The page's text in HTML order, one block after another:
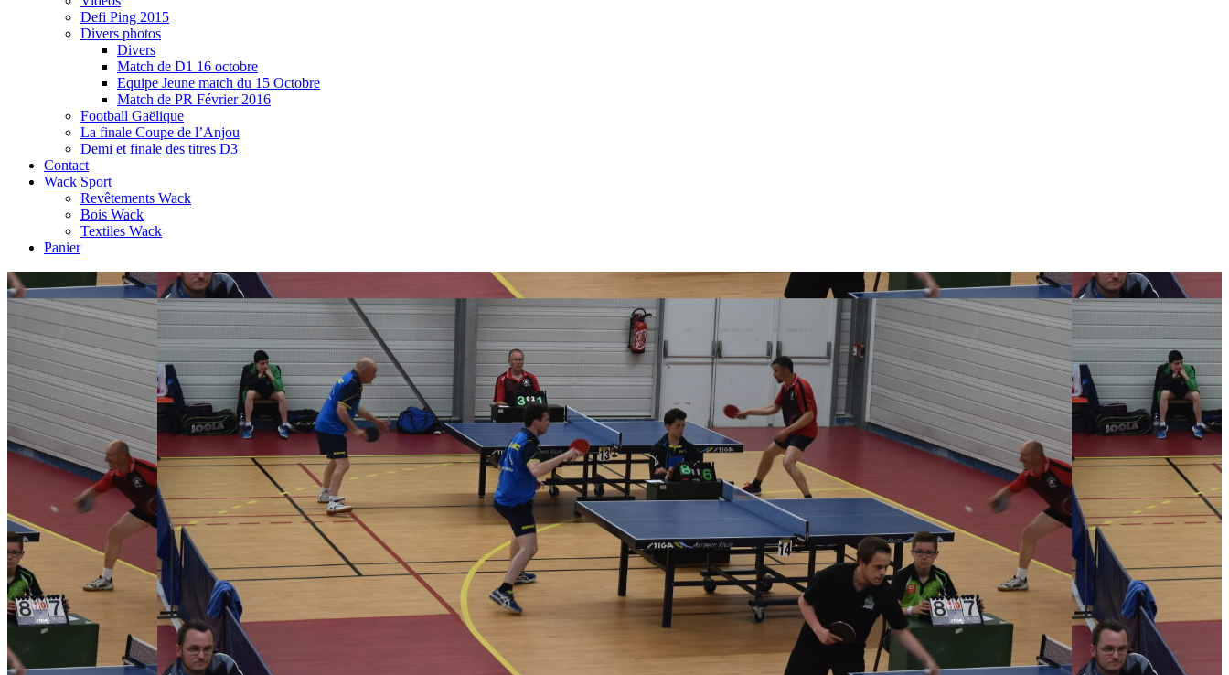
Defi Ping 2015
Divers photos
Divers
Match de D1 16 octobre
Equipe Jeune match du 15 Octobre
Match de PR Février 2016
Football Gaëlique
La finale Coupe de l’Anjou
Demi et finale des titres D3
Contact
Wack Sport
Revêtements Wack
Bois Wack
Textiles Wack
Panier